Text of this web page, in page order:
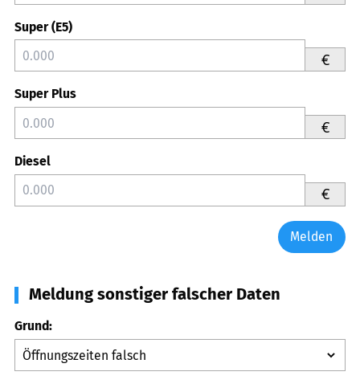
Super (E5)
€
Super Plus
€
Diesel
€
Melden
Meldung sonstiger falscher Daten
Grund: